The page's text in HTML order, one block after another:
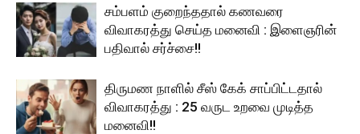
சம்பளம் குறைந்ததால் கணவரை
விவாகரத்து செய்த மனைவி : இளைஞரின்
பதிவால் சர்ச்சை!!
திருமண நாளில் சீஸ் கேக் சாப்பிட்டதால்
விவாகரத்து : 25 வருட உறவை முடித்த
மனைவி!!